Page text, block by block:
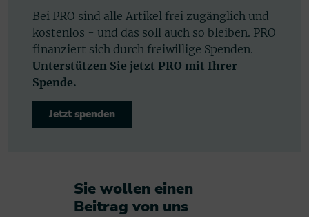
Bei PRO sind alle Artikel frei zugänglich und
kostenlos - und das soll auch so bleiben. PRO
finanziert sich durch freiwillige Spenden.
Unterstützen Sie jetzt PRO mit Ihrer
Spende.
Jetzt spenden
Sie wollen einen
Beitrag von uns